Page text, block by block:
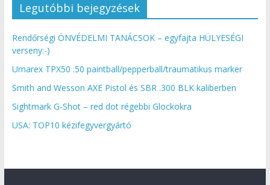
Legutóbbi bejegyzések
Rendőrségi ÖNVÉDELMI TANÁCSOK – egyfajta HÜLYESÉGI
verseny:-)
Umarex TPX50 .50 paintball/pepperball/traumatikus marker
Smith and Wesson AXE Pistol és SBR .300 BLK kaliberben
Sightmark G-Shot – red dot régebbi Glockokra
USA: TOP10 kézifegyvergyártó